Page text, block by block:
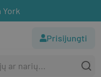
York
Prisijungti